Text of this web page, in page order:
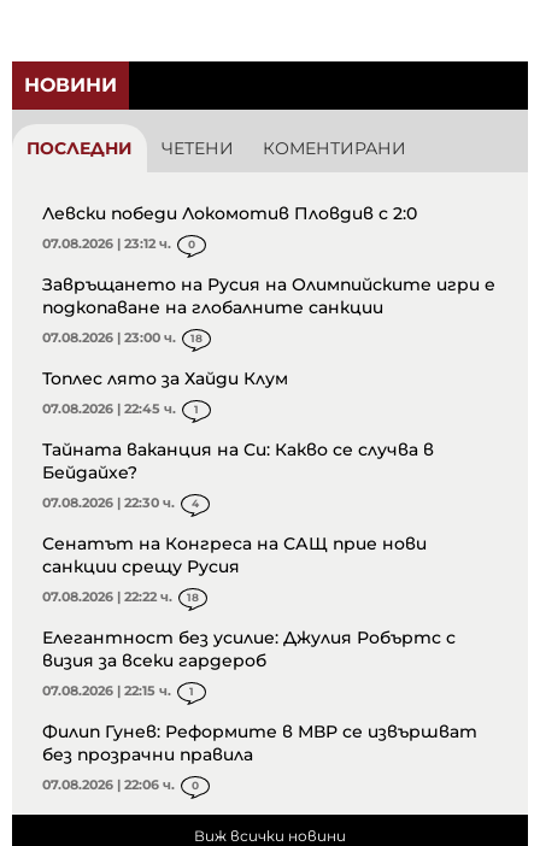
НОВИНИ
ПОСЛЕДНИ ЧЕТЕНИ КОМЕНТИРАНИ
Левски победи Локомотив Пловдив с 2:0
07.08.2026 | 23:12 ч. 0
Завръщането на Русия на Олимпийските игри е
подкопаване на глобалните санкции
07.08.2026 | 23:00 ч. 18
Топлес лято за Хайди Клум
07.08.2026 | 22:45 ч. 1
Тайната ваканция на Си: Какво се случва в
Бейдайхе?
07.08.2026 | 22:30 ч. 4
Сенатът на Конгреса на САЩ прие нови
санкции срещу Русия
07.08.2026 | 22:22 ч. 18
Елегантност без усилие: Джулия Робъртс с
визия за всеки гардероб
07.08.2026 | 22:15 ч. 1
Филип Гунев: Реформите в МВР се извършват
без прозрачни правила
07.08.2026 | 22:06 ч. 0
Виж всички новини